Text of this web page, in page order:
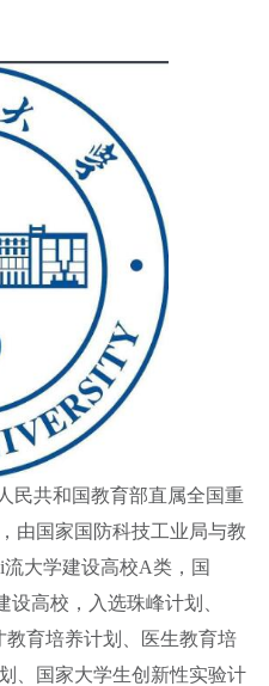
民共和国教育部直属全国重
由国家国防科技工业局与教
大学建设高校A类，国
设高校，入选珠峰计划、
教育培养计划、医生教育培
、国家大学生创新性实验计